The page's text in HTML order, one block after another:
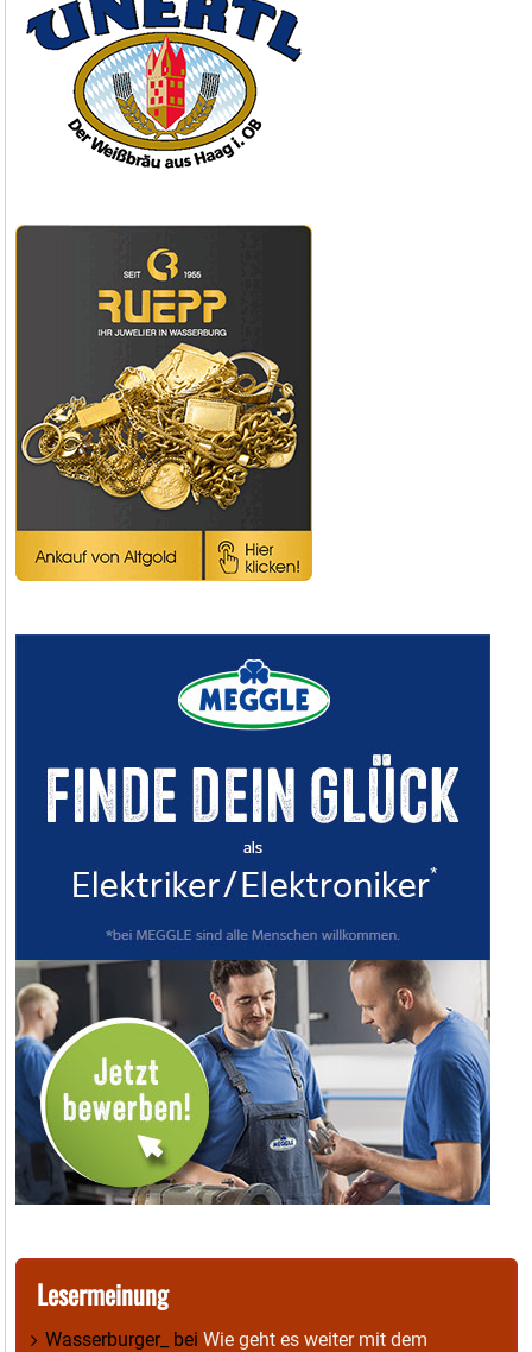
Lesermeinung
Wasserburger_ bei Wie geht es weiter mit dem